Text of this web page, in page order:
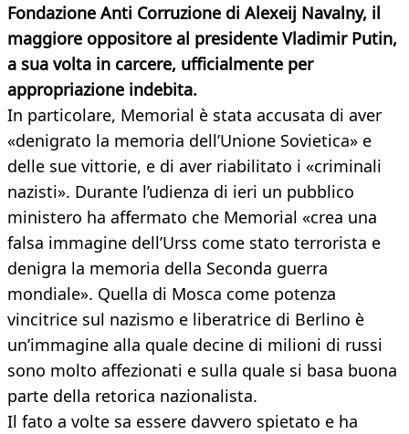
Fondazione Anti Corruzione di Alexeij Navalny, il
maggiore oppositore al presidente Vladimir Putin,
a sua volta in carcere, ufficialmente per
appropriazione indebita.
In particolare, Memorial è stata accusata di aver
«denigrato la memoria dell’Unione Sovietica» e
delle sue vittorie, e di aver riabilitato i «criminali
nazisti». Durante l’udienza di ieri un pubblico
ministero ha affermato che Memorial «crea una
falsa immagine dell’Urss come stato terrorista e
denigra la memoria della Seconda guerra
mondiale». Quella di Mosca come potenza
vincitrice sul nazismo e liberatrice di Berlino è
un’immagine alla quale decine di milioni di russi
sono molto affezionati e sulla quale si basa buona
parte della retorica nazionalista.
Il fato a volte sa essere davvero spietato e ha